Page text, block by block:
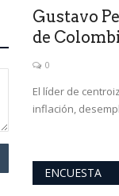
Gustavo
de
0
El líder de
inflación,
ENCUESTA